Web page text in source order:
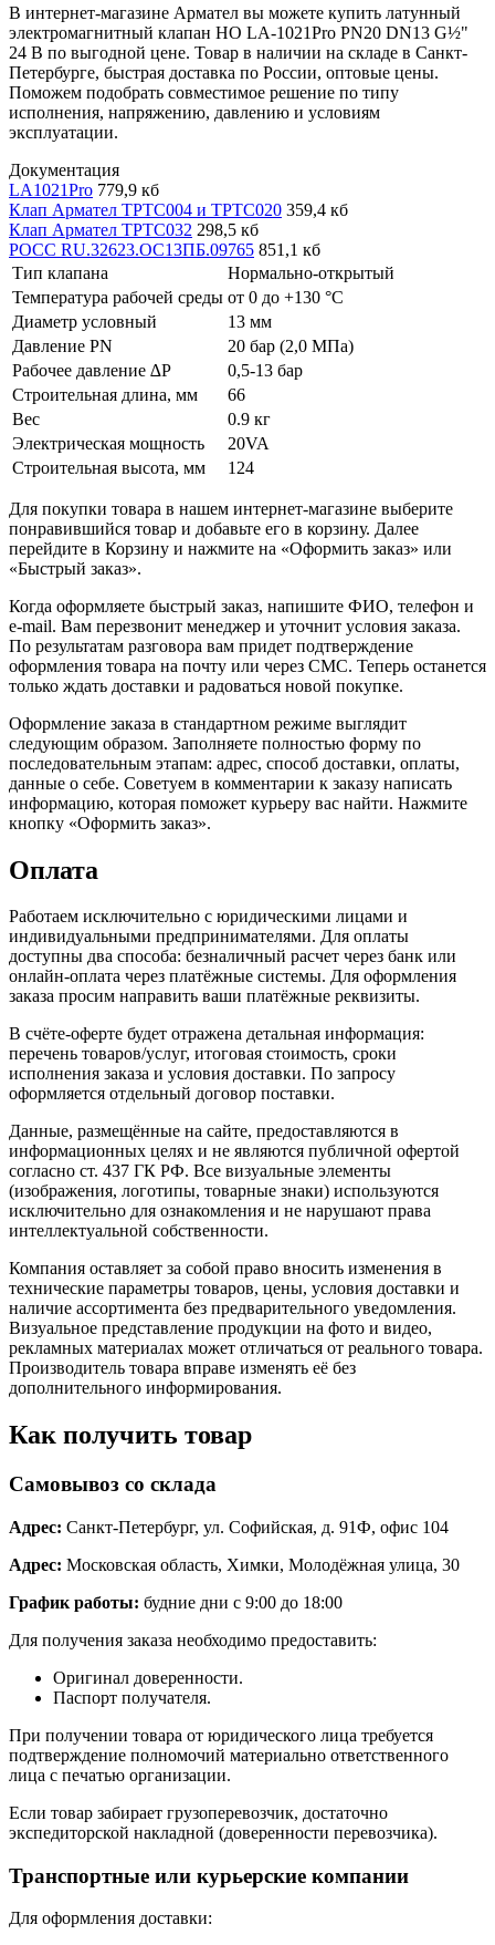
В интернет-магазине Армател вы можете купить латунный
электромагнитный клапан НО LA-1021Pro PN20 DN13 G½"
24 В по выгодной цене. Товар в наличии на складе в Санкт-
Петербурге, быстрая доставка по России, оптовые цены.
Поможем подобрать совместимое решение по типу
исполнения, напряжению, давлению и условиям
эксплуатации.
Документация
LA1021Pro 779,9 кб
Клап Армател ТРТС004 и ТРТС020 359,4 кб
Клап Армател ТРТС032 298,5 кб
РОСС RU.32623.ОС13ПБ.09765 851,1 кб
Тип клапана
Нормально-открытый
Температура рабочей среды от 0 до +130 °С
Диаметр условный
13 мм
Давление PN
20 бар (2,0 МПа)
Рабочее давление ∆P
0,5-13 бар
Строительная длина, мм
66
Вес
0.9 кг
Электрическая мощность
20VA
Строительная высота, мм
124
Для покупки товара в нашем интернет-магазине выберите
понравившийся товар и добавьте его в корзину. Далее
перейдите в Корзину и нажмите на «Оформить заказ» или
«Быстрый заказ».
Когда оформляете быстрый заказ, напишите ФИО, телефон и
e-mail. Вам перезвонит менеджер и уточнит условия заказа.
По результатам разговора вам придет подтверждение
оформления товара на почту или через СМС. Теперь останется
только ждать доставки и радоваться новой покупке.
Оформление заказа в стандартном режиме выглядит
следующим образом. Заполняете полностью форму по
последовательным этапам: адрес, способ доставки, оплаты,
данные о себе. Советуем в комментарии к заказу написать
информацию, которая поможет курьеру вас найти. Нажмите
кнопку «Оформить заказ».
Оплата
Работаем исключительно с юридическими лицами и
индивидуальными предпринимателями. Для оплаты
доступны два способа: безналичный расчет через банк или
онлайн-оплата через платёжные системы. Для оформления
заказа просим направить ваши платёжные реквизиты.
В счёте-оферте будет отражена детальная информация:
перечень товаров/услуг, итоговая стоимость, сроки
исполнения заказа и условия доставки. По запросу
оформляется отдельный договор поставки.
Данные, размещённые на сайте, предоставляются в
информационных целях и не являются публичной офертой
согласно ст. 437 ГК РФ. Все визуальные элементы
(изображения, логотипы, товарные знаки) используются
исключительно для ознакомления и не нарушают права
интеллектуальной собственности.
Компания оставляет за собой право вносить изменения в
технические параметры товаров, цены, условия доставки и
наличие ассортимента без предварительного уведомления.
Визуальное представление продукции на фото и видео,
рекламных материалах может отличаться от реального товара.
Производитель товара вправе изменять её без
дополнительного информирования.
Как получить товар
Самовывоз со склада
Адрес: Санкт-Петербург, ул. Софийская, д. 91Ф, офис 104
Адрес: Московская область, Химки, Молодёжная улица, 30
График работы: будние дни с 9:00 до 18:00
Для получения заказа необходимо предоставить:
Оригинал доверенности.
Паспорт получателя.
При получении товара от юридического лица требуется
подтверждение полномочий материально ответственного
лица с печатью организации.
Если товар забирает грузоперевозчик, достаточно
экспедиторской накладной (доверенности перевозчика).
Транспортные или курьерские компании
Для оформления доставки: